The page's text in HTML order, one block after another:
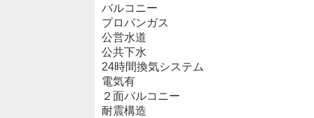
バルコニー
プロパンガス
公営水道
公共下水
24時間換気システム
電気有
２面バルコニー
耐震構造